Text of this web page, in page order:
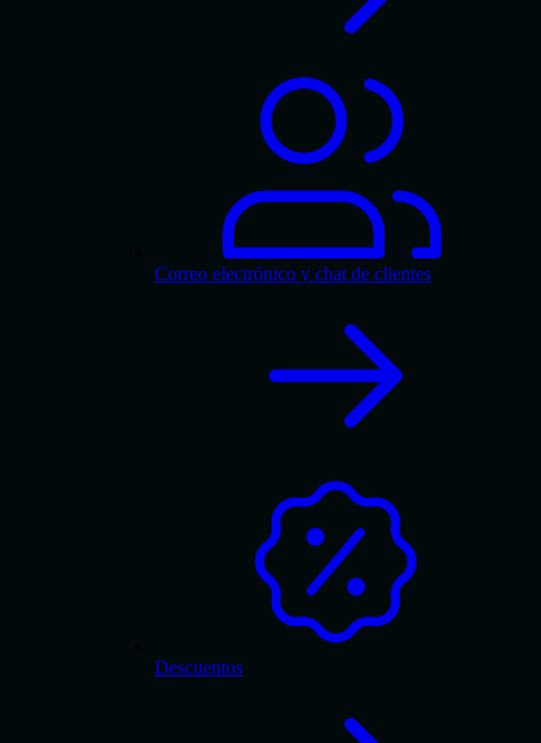
Correo electrónico y chat de clientes
Descuentos